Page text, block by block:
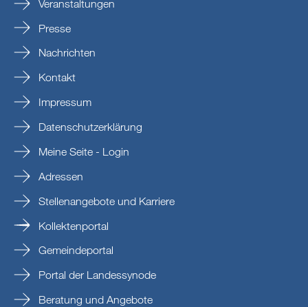
Veranstaltungen
Presse
Nachrichten
Kontakt
Impressum
Datenschutzerklärung
Meine Seite - Login
Adressen
Stellenangebote und Karriere
Kollektenportal
Gemeindeportal
Portal der Landessynode
Beratung und Angebote